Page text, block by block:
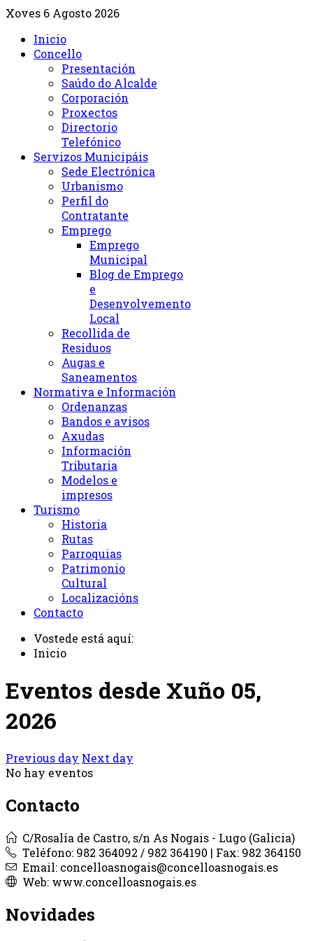
Xoves 6 Agosto 2026
Inicio
Concello
Presentación
Saúdo do Alcalde
Corporación
Proxectos
Directorio
Telefónico
Servizos Municipáis
Sede Electrónica
Urbanismo
Perfil do
Contratante
Emprego
Emprego
Municipal
Blog de Emprego
e
Desenvolvemento
Local
Recollida de
Residuos
Augas e
Saneamentos
Normativa e Información
Ordenanzas
Bandos e avisos
Axudas
Información
Tributaria
Modelos e
impresos
Turismo
Historia
Rutas
Parroquias
Patrimonio
Cultural
Localizacións
Contacto
Vostede está aquí:
Inicio
Eventos desde Xuño 05,
2026
Previous day Next day
No hay eventos
Contacto
C/Rosalía de Castro, s/n As Nogais - Lugo (Galicia)
Teléfono: 982 364092 / 982 364190 | Fax: 982 364150
Email: concelloasnogais@concelloasnogais.es
Web: www.concelloasnogais.es
Novidades